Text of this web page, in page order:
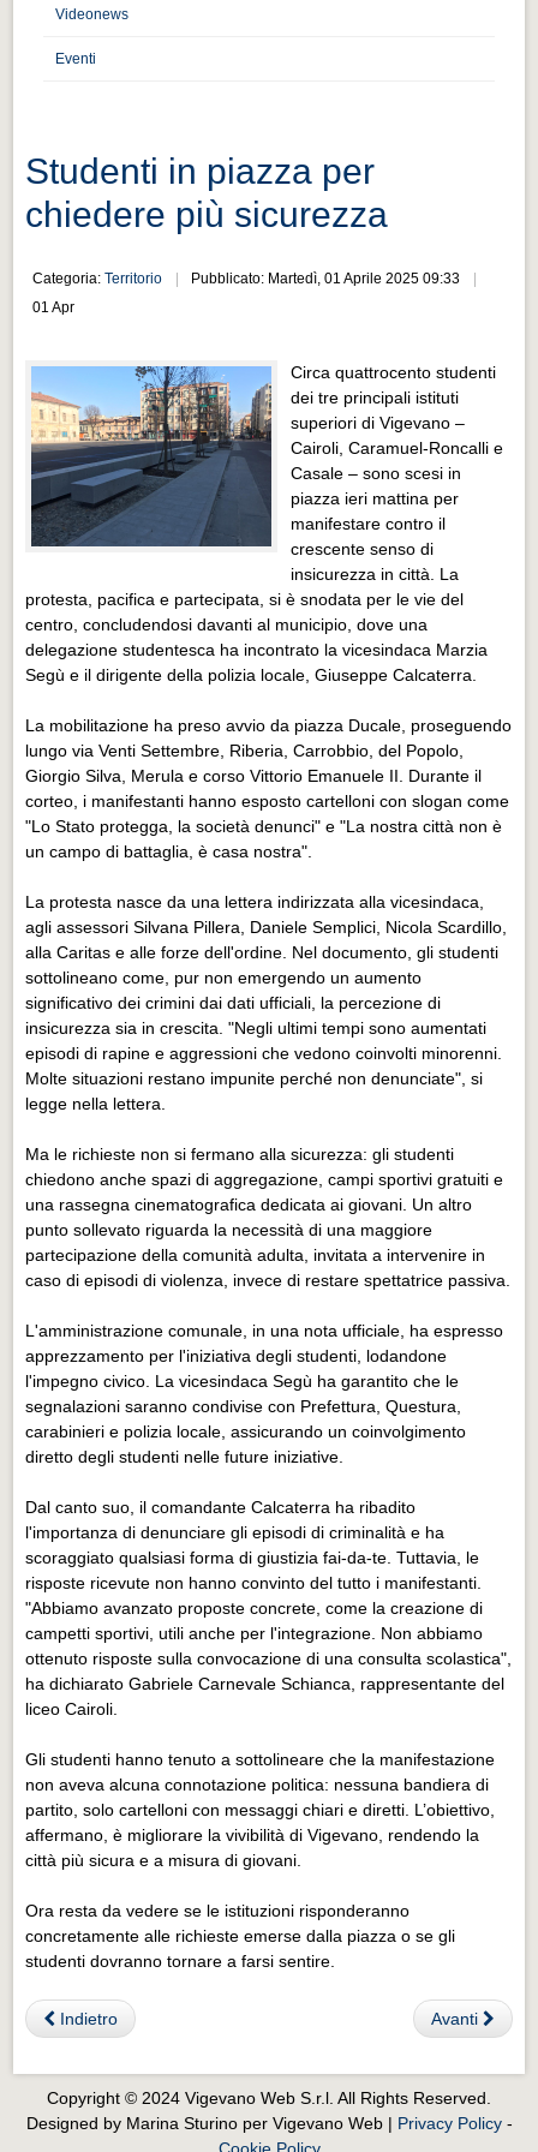
Distretto industriale
Muoversi a Vigevano
Cultura e turismo 4.0
PROGETTI
Progetti Aperti
Progetti Realizzati
Progetti Realizzati
EVENTI
EVENTI
Eventi Vigevano
Eventi Vigevano
Eventi Pavia
Eventi Pavia
Videonews
Eventi
Studenti in piazza per
chiedere più sicurezza
Categoria:Territorio
Pubblicato: Martedì, 01 Aprile 2025 09:33
01 Apr
Circa quattrocento studenti
dei tre principali istituti
superiori di Vigevano –
Cairoli, Caramuel-Roncalli e
Casale – sono scesi in
piazza ieri mattina per
manifestare contro il
crescente senso di
insicurezza in città. La
protesta, pacifica e partecipata, si è snodata per le vie del
centro, concludendosi davanti al municipio, dove una
delegazione studentesca ha incontrato la vicesindaca Marzia
Segù e il dirigente della polizia locale, Giuseppe Calcaterra.
La mobilitazione ha preso avvio da piazza Ducale, proseguendo
lungo via Venti Settembre, Riberia, Carrobbio, del Popolo,
Giorgio Silva, Merula e corso Vittorio Emanuele II. Durante il
corteo, i manifestanti hanno esposto cartelloni con slogan come
"Lo Stato protegga, la società denunci" e "La nostra città non è
un campo di battaglia, è casa nostra".
La protesta nasce da una lettera indirizzata alla vicesindaca,
agli assessori Silvana Pillera, Daniele Semplici, Nicola Scardillo,
alla Caritas e alle forze dell'ordine. Nel documento, gli studenti
sottolineano come, pur non emergendo un aumento
significativo dei crimini dai dati ufficiali, la percezione di
insicurezza sia in crescita. "Negli ultimi tempi sono aumentati
episodi di rapine e aggressioni che vedono coinvolti minorenni.
Molte situazioni restano impunite perché non denunciate", si
legge nella lettera.
Ma le richieste non si fermano alla sicurezza: gli studenti
chiedono anche spazi di aggregazione, campi sportivi gratuiti e
una rassegna cinematografica dedicata ai giovani. Un altro
punto sollevato riguarda la necessità di una maggiore
partecipazione della comunità adulta, invitata a intervenire in
caso di episodi di violenza, invece di restare spettatrice passiva.
L'amministrazione comunale, in una nota ufficiale, ha espresso
apprezzamento per l'iniziativa degli studenti, lodandone
l'impegno civico. La vicesindaca Segù ha garantito che le
segnalazioni saranno condivise con Prefettura, Questura,
carabinieri e polizia locale, assicurando un coinvolgimento
diretto degli studenti nelle future iniziative.
Dal canto suo, il comandante Calcaterra ha ribadito
l'importanza di denunciare gli episodi di criminalità e ha
scoraggiato qualsiasi forma di giustizia fai-da-te. Tuttavia, le
risposte ricevute non hanno convinto del tutto i manifestanti.
"Abbiamo avanzato proposte concrete, come la creazione di
campetti sportivi, utili anche per l'integrazione. Non abbiamo
ottenuto risposte sulla convocazione di una consulta scolastica",
ha dichiarato Gabriele Carnevale Schianca, rappresentante del
liceo Cairoli.
Gli studenti hanno tenuto a sottolineare che la manifestazione
non aveva alcuna connotazione politica: nessuna bandiera di
partito, solo cartelloni con messaggi chiari e diretti. L’obiettivo,
affermano, è migliorare la vivibilità di Vigevano, rendendo la
città più sicura e a misura di giovani.
Ora resta da vedere se le istituzioni risponderanno
concretamente alle richieste emerse dalla piazza o se gli
studenti dovranno tornare a farsi sentire.
Indietro Avanti
Copyright © 2024 Vigevano Web S.r.l. All Rights Reserved.
Designed by Marina Sturino per Vigevano Web | Privacy Policy-
Cookie Policy